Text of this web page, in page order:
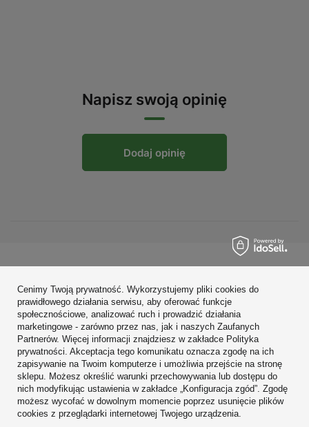
Napisz swoją opinię
Dodaj opinię
Konto
Regulaminy
Zobacz również
W sklepie prezentujemy ceny brutto (z VAT).
Cenimy Twoją prywatność. Wykorzystujemy pliki cookies do
prawidłowego działania serwisu, aby oferować funkcje
społecznościowe, analizować ruch i prowadzić działania
marketingowe - zarówno przez nas, jak i naszych Zaufanych
Partnerów. Więcej informacji znajdziesz w zakładce Polityka
prywatności. Akceptacja tego komunikatu oznacza zgodę na ich
zapisywanie na Twoim komputerze i umożliwia przejście na stronę
sklepu. Możesz określić warunki przechowywania lub dostępu do
nich modyfikując ustawienia w zakładce „Konfiguracja zgód”. Zgodę
możesz wycofać w dowolnym momencie poprzez usunięcie plików
cookies z przeglądarki internetowej Twojego urządzenia.